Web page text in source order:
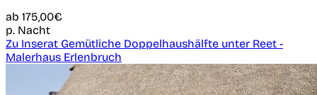
ab 175,00€
p. Nacht
Zu Inserat Gemütliche Doppelhaushälfte unter Reet -
Malerhaus Erlenbruch